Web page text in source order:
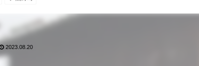
2023.08.20